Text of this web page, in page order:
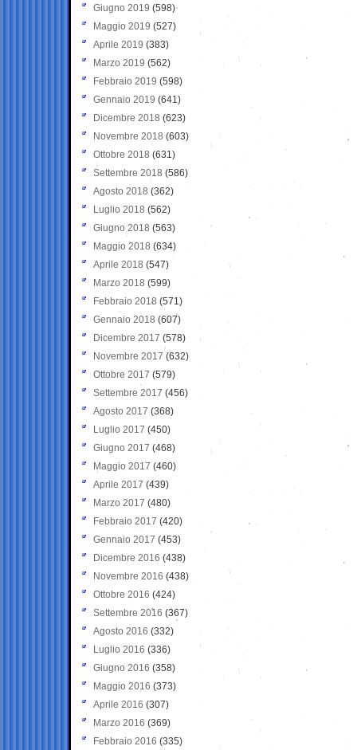
Giugno 2019 (598)
Maggio 2019 (527)
Aprile 2019 (383)
Marzo 2019 (562)
Febbraio 2019 (598)
Gennaio 2019 (641)
Dicembre 2018 (623)
Novembre 2018 (603)
Ottobre 2018 (631)
Settembre 2018 (586)
Agosto 2018 (362)
Luglio 2018 (562)
Giugno 2018 (563)
Maggio 2018 (634)
Aprile 2018 (547)
Marzo 2018 (599)
Febbraio 2018 (571)
Gennaio 2018 (607)
Dicembre 2017 (578)
Novembre 2017 (632)
Ottobre 2017 (579)
Settembre 2017 (456)
Agosto 2017 (368)
Luglio 2017 (450)
Giugno 2017 (468)
Maggio 2017 (460)
Aprile 2017 (439)
Marzo 2017 (480)
Febbraio 2017 (420)
Gennaio 2017 (453)
Dicembre 2016 (438)
Novembre 2016 (438)
Ottobre 2016 (424)
Settembre 2016 (367)
Agosto 2016 (332)
Luglio 2016 (336)
Giugno 2016 (358)
Maggio 2016 (373)
Aprile 2016 (307)
Marzo 2016 (369)
Febbraio 2016 (335)